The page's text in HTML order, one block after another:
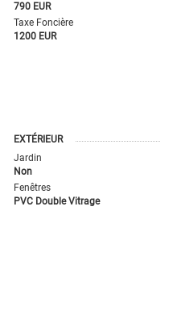
790 EUR
Taxe Foncière
1200 EUR
EXTÉRIEUR
Jardin
Non
Fenêtres
PVC Double Vitrage